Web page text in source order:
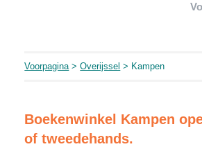
Voorpagina>Overijssel > Kampen
Boekenwinkel Kampen
of tweedehands.